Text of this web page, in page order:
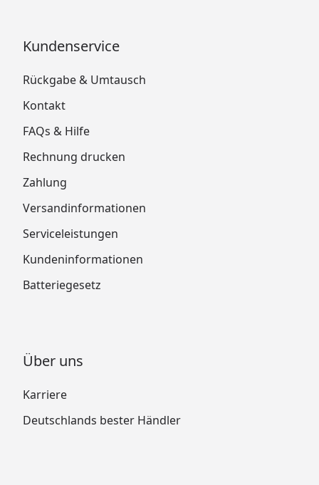
Kundenservice
Rückgabe & Umtausch
Kontakt
FAQs & Hilfe
Rechnung drucken
Zahlung
Versandinformationen
Serviceleistungen
Kundeninformationen
Batteriegesetz
Über uns
Karriere
Deutschlands bester Händler